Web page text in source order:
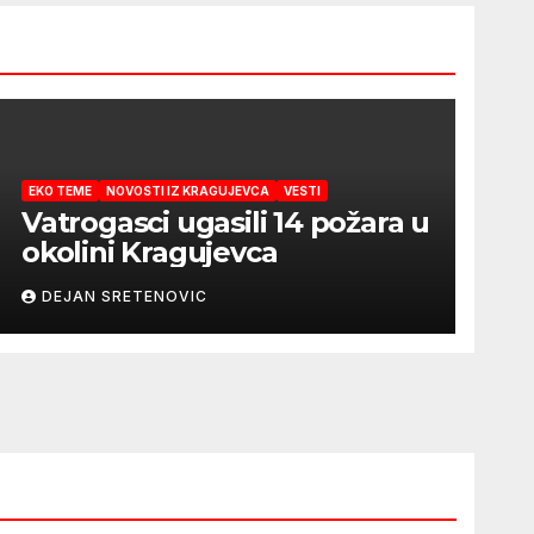
EKO TEME NOVOSTI IZ KRAGUJEVCA VESTI
Vatrogasci ugasili 14 požara u
okolini Kragujevca
DEJAN SRETENOVIC